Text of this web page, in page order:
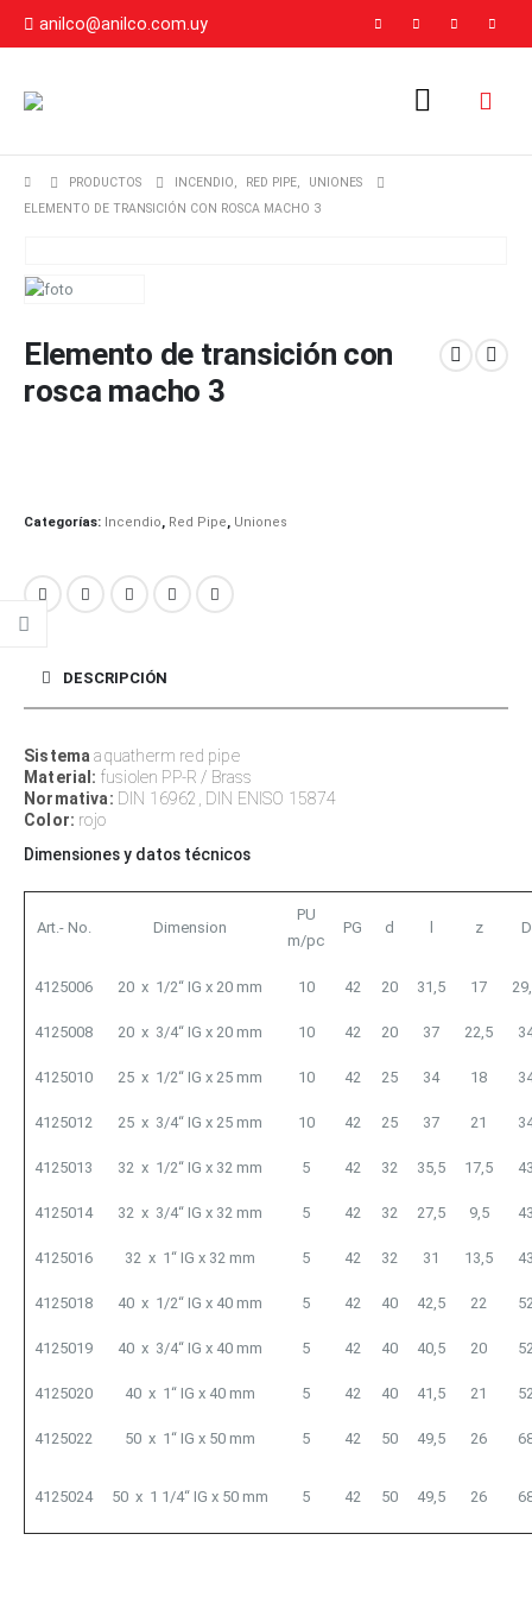
anilco@anilco.com.uy
PRODUCTOS INCENDIO, RED PIPE,
UNIONES
ELEMENTO DE TRANSICIÓN CON ROSCA MACHO 3
Elemento de transición con
rosca macho 3
Categorías: Incendio, Red Pipe, Uniones
DESCRIPCIÓN
Sistema aquatherm red pipe
Material: fusiolen PP-R / Brass
Normativa: DIN 16962, DIN ENISO 15874
Color: rojo
Dimensiones y datos técnicos
Art.- No. Dimension
PU
m/pc
PG d z D
4125006 20 x 1/2“ IG x 20 mm 10 42 20 31,5 17
4125008 20 x 3/4“ IG x 20 mm 10 42 20 37 22,5
4125010 25 x 1/2“ IG x 25 mm 10 42 25 34 18
4125012 25 x 3/4“ IG x 25 mm 10 42 25 37 21
4125013 32 x 1/2“ IG x 32 mm 5 42 32 35,5 17,5
4125014 32 x 3/4“ IG x 32 mm 5 42 32 27,5 9,5
4125016 32 x 1“ IG x 32 mm 5 42 32 31 13,5
4125018 40 x 1/2“ IG x 40 mm 5 42 40 42,5 22
4125019 40 x 3/4“ IG x 40 mm 5 42 40 40,5 20
4125020 40 x 1“ IG x 40 mm 5 42 40 41,5 21
4125022 50 x 1“ IG x 50 mm 5 42 50 49,5 26
4125024 50 x 1 1/4“ IG x 50 mm 5 42 50 49,5 26